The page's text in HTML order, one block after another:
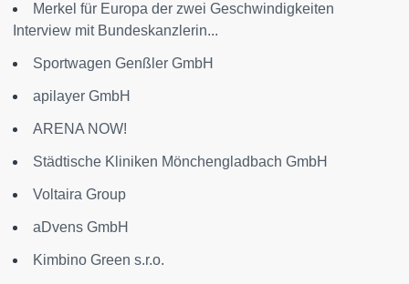
Merkel für Europa der zwei Geschwindigkeiten
Interview mit Bundeskanzlerin...
Sportwagen Genßler GmbH
apilayer GmbH
ARENA NOW!
Städtische Kliniken Mönchengladbach GmbH
Voltaira Group
aDvens GmbH
Kimbino Green s.r.o.